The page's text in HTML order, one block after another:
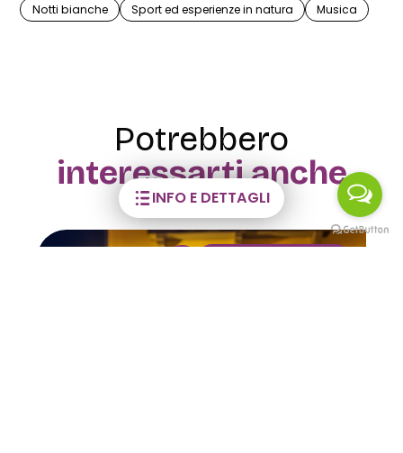
INFO E DETTAGLI
Notti bianche Sport ed esperienze in natura Musica
Potrebbero
interessarti anche